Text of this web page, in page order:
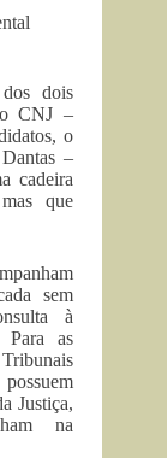
dois
CNJ –
o
–
cadeira
que
sem
à
Para as
Justiça,
na